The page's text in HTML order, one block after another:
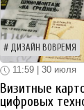
ДИЗАЙН ВОВРЕМЯ
11:59 | 30 июля
Визитные
цифровых